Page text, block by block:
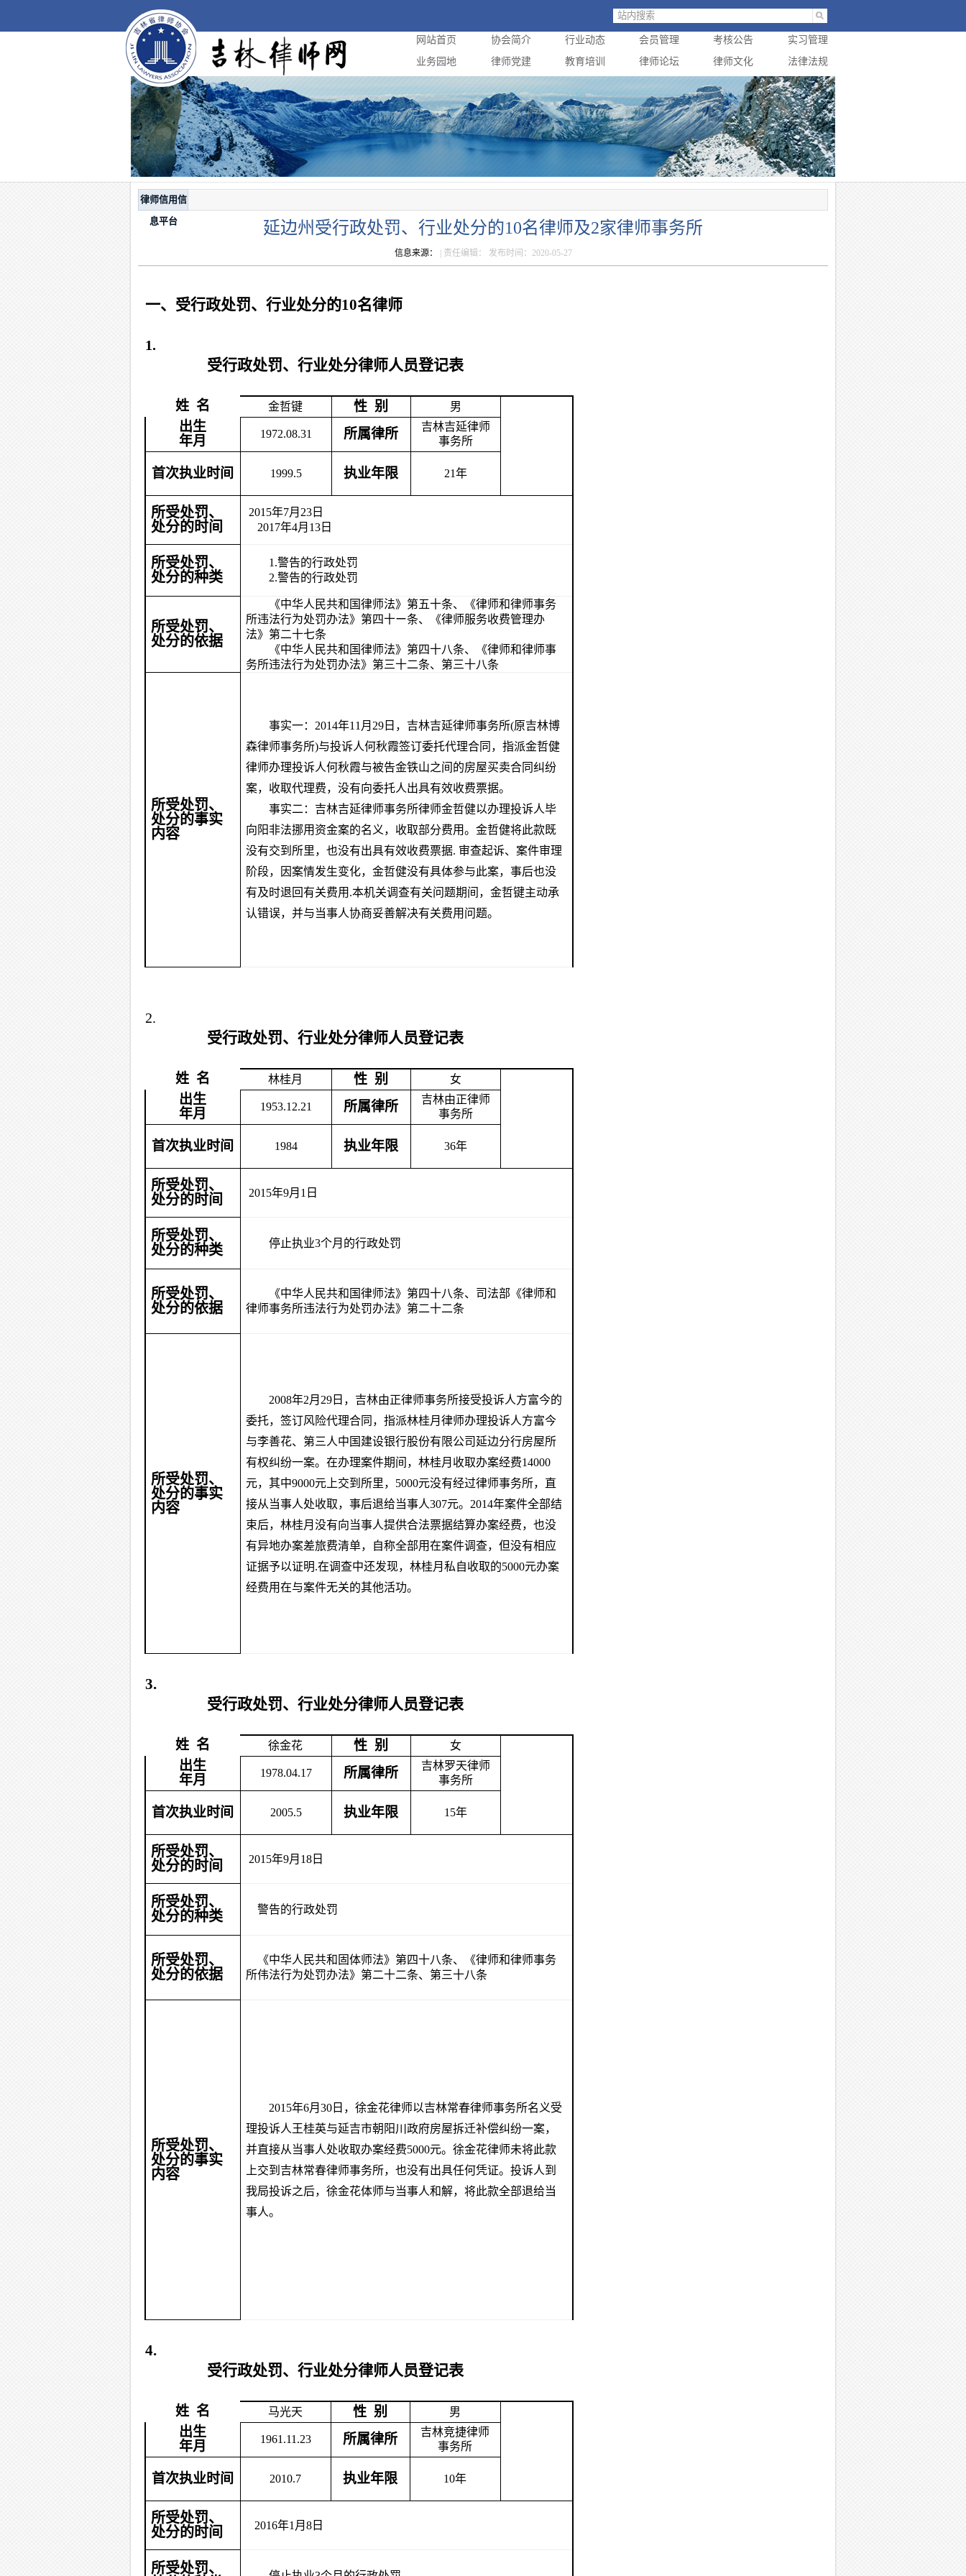
网站首页 协会简介 行业动态 会员管理 考核公告
实习管理
业务园地
律师党建 教育培训 律师论坛 律师文化 法律法规
律师信用信
息平台
延边州受行政处罚、行业处分的10名律师及2家律师事务所
信息来源： | 责任编辑： 发布时间：2020-05-27
一、受行政处罚、行业处分的10名律师
1.
受行政处罚、行业处分律师人员登记表
姓 名 金哲键 性 别 男
出生
年月
1972.08.31 所属律所
吉林吉延律师
事务所
首次执业时间 1999.5 执业年限 21年
所受处罚、
处分的时间
2015年7月23日
2017年4月13日
所受处罚、
处分的种类
1.警告的行政处罚
2.警告的行政处罚
所受处罚、
处分的依据
《中华人民共和国律师法》第五十条、《律师和律师事务
所违法行为处罚办法》第四十ー条、《律师服务收费管理办
法》第二十七条
《中华人民共和国律师法》第四十八条、《律师和律师事
务所违法行为处罚办法》第三十二条、第三十八条
所受处罚、
处分的事实
内容
事实一：2014年11月29日，吉林吉延律师事务所(原吉林博
森律师事务所)与投诉人何秋霞签订委托代理合同，指派金哲健
律师办理投诉人何秋霞与被告金铁山之间的房屋买卖合同纠纷
案，收取代理费，没有向委托人出具有效收费票据。
事实二：吉林吉延律师事务所律师金哲健以办理投诉人毕
向阳非法挪用资金案的名义，收取部分费用。金哲健将此款既
没有交到所里，也没有出具有效收费票据. 审查起诉、案件审理
阶段，因案情发生变化，金哲健没有具体参与此案，事后也没
有及时退回有关费用.本机关调查有关问题期间，金哲键主动承
认错误，并与当事人协商妥善解决有关费用问题。
2.
受行政处罚、行业处分律师人员登记表
姓 名 林桂月 性 别 女
出生
年月
1953.12.21 所属律所
吉林由正律师
事务所
首次执业时间 1984 执业年限 36年
所受处罚、
处分的时间
2015年9月1日
所受处罚、
处分的种类
停止执业3个月的行政处罚
所受处罚、
处分的依据
《中华人民共和国律师法》第四十八条、司法部《律师和
律师事务所违法行为处罚办法》第二十二条
所受处罚、
处分的事实
内容
2008年2月29日，吉林由正律师事务所接受投诉人方富今的
委托，签订风险代理合同，指派林桂月律师办理投诉人方富今
与李善花、第三人中国建设银行股份有限公司延边分行房屋所
有权纠纷一案。在办理案件期间，林桂月收取办案经费14000
元，其中9000元上交到所里，5000元没有经过律师事务所，直
接从当事人处收取，事后退给当事人307元。2014年案件全部结
束后，林桂月没有向当事人提供合法票据结算办案经费，也没
有异地办案差旅费清单，自称全部用在案件调查，但没有相应
证据予以证明.在调查中还发现，林桂月私自收取的5000元办案
经费用在与案件无关的其他活功。
3.
受行政处罚、行业处分律师人员登记表
姓 名 徐金花 性 别 女
出生
年月
1978.04.17 所属律所
吉林罗天律师
事务所
首次执业时间 2005.5 执业年限 15年
所受处罚、
处分的时间
2015年9月18日
所受处罚、
处分的种类
警告的行政处罚
所受处罚、
处分的依据
《中华人民共和固体师法》第四十八条、《律师和律师事务
所伟法行为处罚办法》第二十二条、第三十八条
所受处罚、
处分的事实
内容
2015年6月30日，徐金花律师以吉林常春律师事务所名义受
理投诉人王桂英与延吉市朝阳川政府房屋拆迁补偿纠纷一案，
并直接从当事人处收取办案经费5000元。徐金花律师未将此款
上交到吉林常春律师事务所，也没有出具任何凭证。投诉人到
我局投诉之后，徐金花体师与当事人和解，将此款全部退给当
事人。
4.
受行政处罚、行业处分律师人员登记表
姓 名 马光天 性 别 男
出生
年月
1961.11.23 所属律所
吉林竞捷律师
事务所
首次执业时间 2010.7 执业年限 10年
所受处罚、
处分的时间
2016年1月8日
所受处罚、